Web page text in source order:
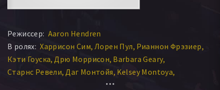
Режиссер: Aaron Hendren
В ролях: Харрисон Сим Лорен Пул Рианнон Фрэзиер
Кэти Гоуска Дрю Моррисон Barbara Geary
Старнс Ревели Даг Монтойя Kelsey Montoya
Serouj Bingham